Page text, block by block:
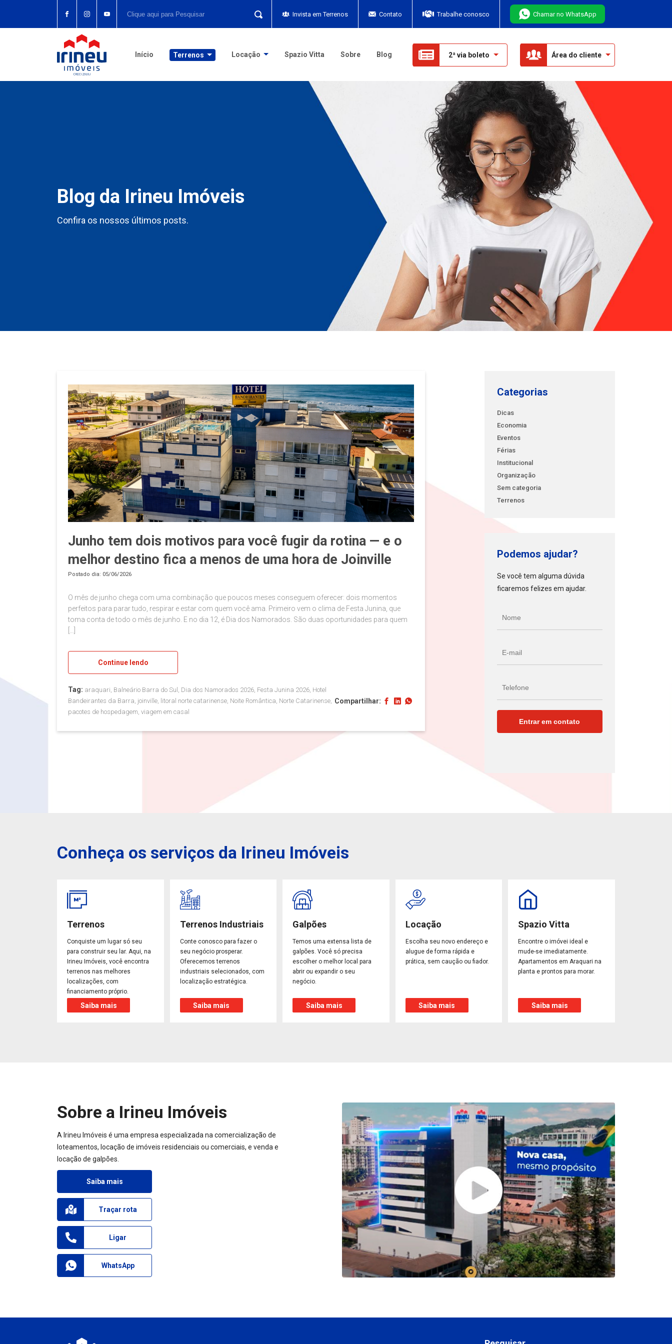
Invista em Terrenos Contato Trabalhe conosco Chamar no WhatsApp
Início Terrenos Locação Spazio Vitta Sobre Blog 2ª via boleto Área do cliente
Blog da Irineu Imóveis
Confira os nossos últimos posts.
Junho tem dois motivos para você fugir da rotina — e o
melhor destino fica a menos de uma hora de Joinville
Postado dia: 05/06/2026
O mês de junho chega com uma combinação que poucos meses conseguem oferecer: dois momentos
perfeitos para parar tudo, respirar e estar com quem você ama. Primeiro vem o clima de Festa Junina, que
toma conta de todo o mês de junho. E no dia 12, é Dia dos Namorados. São duas oportunidades para quem
Continue lendo
Tag: araquari, Balneário Barra do Sul, Dia dos Namorados 2026, Festa Junina 2026, Hotel
Bandeirantes da Barra, joinville, litoral norte catarinense, Noite Romântica, Norte Catarinense,
pacotes de hospedagem, viagem em casal
Compartilhar:
Categorias
Dicas
Economia
Eventos
Férias
Institucional
Organização
Sem categoria
Terrenos
Podemos ajudar?
Se você tem alguma dúvida
ficaremos felizes em ajudar.
Conheça os serviços da Irineu Imóveis
Terrenos
Conquiste um lugar só seu
para construir seu lar. Aqui, na
Irineu Imóveis, você encontra
terrenos nas melhores
localizações, com
financiamento próprio.
Saiba mais
Terrenos Industriais
Conte conosco para fazer o
seu negócio prosperar.
Oferecemos terrenos
industriais selecionados, com
localização estratégica.
Saiba mais
Galpões
Temos uma extensa lista de
galpões. Você só precisa
escolher o melhor local para
abrir ou expandir o seu
negócio.
Saiba mais
Locação
Escolha seu novo endereço e
alugue de forma rápida e
prática, sem caução ou fiador.
Saiba mais
Spazio Vitta
Encontre o imóvei ideal e
mude-se imediatamente.
Apartamentos em Araquari na
planta e prontos para morar.
Saiba mais
Sobre a Irineu Imóveis
A Irineu Imóveis é uma empresa especializada na comercialização de
loteamentos, locação de imóveis residenciais ou comerciais, e venda e
locação de galpões.
Saiba mais
Traçar rota
Ligar
WhatsApp